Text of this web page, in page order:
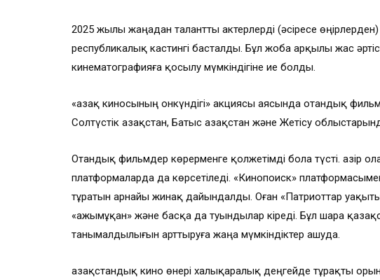
2025 жылы жаңадан талантты актерлерді (әсіресе
республикалық кастингі басталды. Бұл жоба арқылы жас
кинематографияға қосылу мүмкіндігіне ие болды.
«Қазақ киносының онкүндігі» акциясы аясында отандық
Солтүстік Қазақстан, Батыс Қазақстан және Жетісу
Отандық фильмдер көрерменге қолжетімді бола түсті. Қазір
платформаларда да көрсетіледі. «Кинопоиск»
тұратын арнайы жинақ дайындалды. Оған «Патриоттар
«Қажымұқан» және басқа да туындылар кіреді. Бұл шара
танымалдылығын арттыруға жаңа мүмкіндіктер ашуда.
Қазақстандық кино өнері халықаралық деңгейде тұрақты